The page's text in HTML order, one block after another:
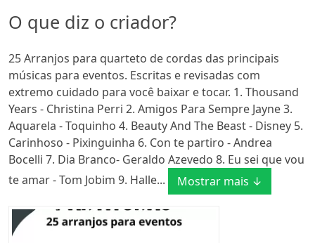
O que diz o criador?
25 Arranjos para quarteto de cordas das principais
músicas para eventos. Escritas e revisadas com
extremo cuidado para você baixar e tocar. 1. Thousand
Years - Christina Perri 2. Amigos Para Sempre Jayne 3.
Aquarela - Toquinho 4. Beauty And The Beast - Disney 5.
Carinhoso - Pixinguinha 6. Con te partiro - Andrea
Bocelli 7. Dia Branco- Geraldo Azevedo 8. Eu sei que vou
te amar - Tom Jobim 9. Halle...
Mostrar mais ↓